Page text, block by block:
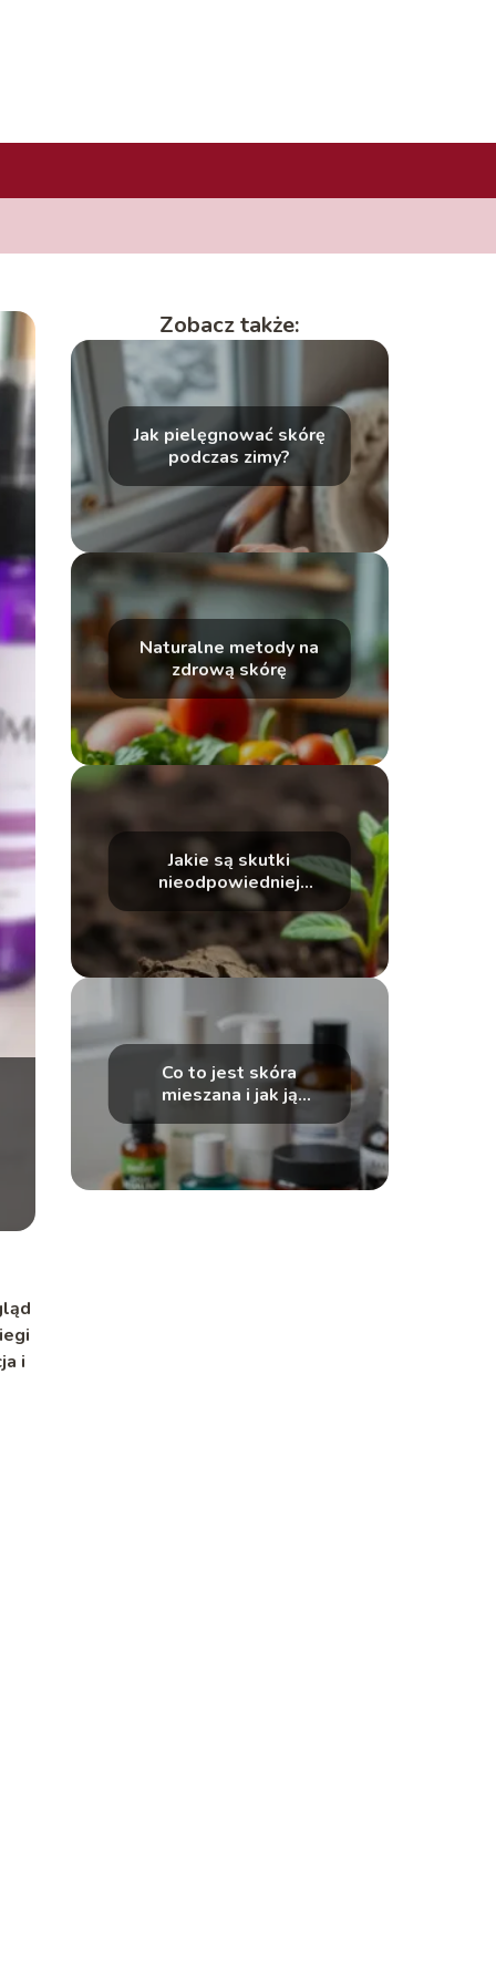
i
Zobacz także:
Jak pielęgnować skórę
podczas zimy?
Naturalne metody na
zdrową skórę
Jakie są skutki
nieodpowiedniej
pielęgnacji skóry?
Co to jest skóra
mieszana i jak ją